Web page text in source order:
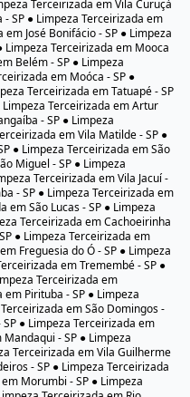
Terceirizada em Vila Curuçá
SP ● Limpeza Terceirizada em
José Bonifácio - SP ● Limpeza
Limpeza Terceirizada em Mooca
Belém - SP ● Limpeza
em Moóca - SP ●
Terceirizada em Tatuapé - SP
Limpeza Terceirizada em Artur
- SP ● Limpeza
em Vila Matilde - SP ●
● Limpeza Terceirizada em São
Miguel - SP ● Limpeza
Terceirizada em Vila Jacuí -
- SP ● Limpeza Terceirizada em
em São Lucas - SP ● Limpeza
Terceirizada em Cachoeirinha
● Limpeza Terceirizada em
Freguesia do Ó - SP ● Limpeza
em Tremembé - SP ●
Terceirizada em
Pirituba - SP ● Limpeza
em São Domingos -
● Limpeza Terceirizada em
- SP ● Limpeza
Terceirizada em Vila Guilherme
- SP ● Limpeza Terceirizada
Morumbi - SP ● Limpeza